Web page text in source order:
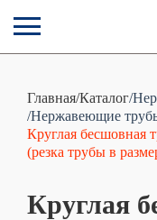
Главная/Каталог/
/Нержавеющие
Круглая бесшовная
(резка трубы в
Круглая